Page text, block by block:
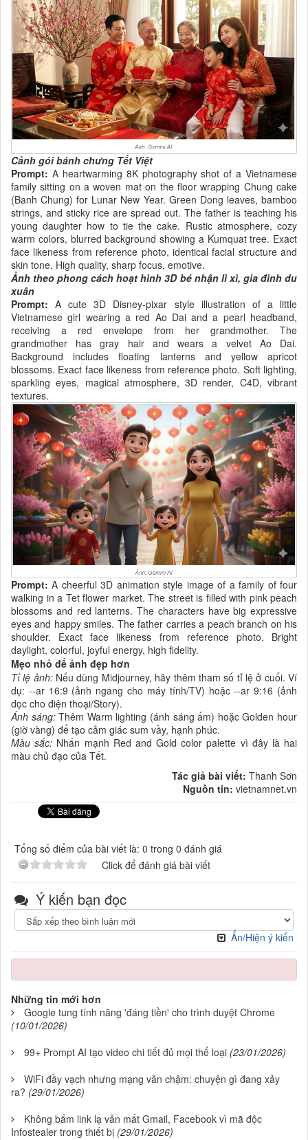
Cảnh gói bánh chưng Tết Việt
Prompt: A heartwarming 8K photography shot of a Vietnamese
family sitting on a woven mat on the floor wrapping Chung cake
(Banh Chung) for Lunar New Year. Green Dong leaves, bamboo
strings, and sticky rice are spread out. The father is teaching his
young daughter how to tie the cake. Rustic atmosphere, cozy
warm colors, blurred background showing a Kumquat tree. Exact
face likeness from reference photo, identical facial structure and
skin tone. High quality, sharp focus, emotive.
Ảnh theo phong cách hoạt hình 3D bé nhận lì xì, gia đình du
xuân
Prompt:A cute 3D Disney-pixar style illustration of a little
Vietnamese girl wearing a red Ao Dai and a pearl headband,
receiving a red envelope from her grandmother. The
grandmother has gray hair and wears a velvet Ao Dai.
Background includes floating lanterns and yellow apricot
blossoms. Exact face likeness from reference photo. Soft lighting,
sparkling eyes, magical atmosphere, 3D render, C4D, vibrant
textures.
Prompt:A cheerful 3D animation style image of a family of four
walking in a Tet flower market. The street is filled with pink peach
blossoms and red lanterns. The characters have big expressive
eyes and happy smiles. The father carries a peach branch on his
shoulder. Exact face likeness from reference photo. Bright
daylight, colorful, joyful energy, high fidelity.
Mẹo nhỏ để ảnh đẹp hơn
Tỉ lệ ảnh: Nếu dùng Midjourney, hãy thêm tham số tỉ lệ ở cuối. Ví
dụ: --ar 16:9 (ảnh ngang cho máy tính/TV) hoặc --ar 9:16 (ảnh
dọc cho điện thoại/Story).
Ánh sáng:Thêm Warm lighting (ánh sáng ấm) hoặc Golden hour
(giờ vàng) để tạo cảm giác sum vầy, hạnh phúc.
Màu sắc: Nhấn mạnh Red and Gold color palette vì đây là hai
màu chủ đạo của Tết.
Tác giả bài viết: Thanh Sơn
Nguồn tin: vietnamnet.vn
Tổng số điểm của bài viết là: 0 trong 0 đánh giá
Click để đánh giá bài viết
Ý kiến bạn đọc
Ẩn/Hiện ý kiến
Những tin mới hơn
Google tung tính năng 'đáng tiền' cho trình duyệt Chrome
(10/01/2026)
99+ Prompt AI tạo video chi tiết đủ mọi thể loại (23/01/2026)
WiFi đầy vạch nhưng mạng vẫn chậm: chuyện gì đang xảy
ra? (29/01/2026)
Không bấm link lạ vẫn mất Gmail, Facebook vì mã độc
Infostealer trong thiết bị (29/01/2026)